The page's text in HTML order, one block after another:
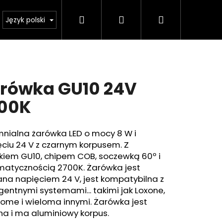
Kalkulator oświetlenia
Język polski Szukaj Zaloguj Koszyk
GU10 24V
żarówka LED o mocy 8 W i
24 V z czarnym korpusem. Z
GU10, chipem COB, soczewką 60º i
2700K. Żarówka jest
napięciem 24 V, jest kompatybilna z
systemami... takimi jak Loxone,
i wieloma innymi. Żarówka jest
i ma aluminiowy korpus.